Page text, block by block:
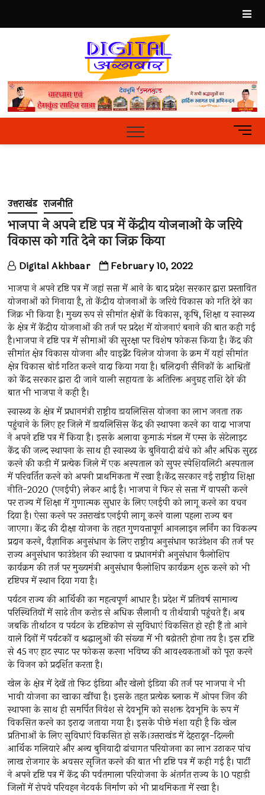
content
Hindi
News
PortalM
e
t
o
उत्तराखंड राजनीति
भाजपा ने अपने दृष्टि पत्र में केंद्रीय योजनाओं के जरिये
विकास को गति देने का जिक्र किया
Digital Akhbaar February 10, 2022
भाजपा ने अपने दृष्टि पत्र में जहां सत्ता में आने के बाद प्रदेश सरकार द्वारा प्रस्तावित
योजनाओं को गिनाया है, तो केंद्रीय योजनाओं के जरिये विकास को गति देने का
जिक्र भी किया है। मुख्य रूप से सीमांत क्षेत्रों के विकास, कृषि, शिक्षा व स्वास्थ्य
के क्षेत्र में केंद्रीय योजनाओं की तर्ज पर प्रदेश में योजनाएं बनाने की बात कही गई
है।भाजपा ने दृष्टि पत्र में सीमाओं की सुरक्षा पर विशेष फोकस किया है। केंद्र की
सीमांत क्षेत्र विकास योजना और वाइब्रेंट विलेज योजना के क्रम में यहां सीमांत
क्षेत्र विकास बोर्ड गठित करने वादा किया गया है। बलिदानी सैनिकों के आश्रितों
को केंद्र सरकार द्वारा दी जाने वाली सहायता के अतिरिक्त अनुग्रह राशि देने की
बात भी भाजपा ने कही है।
स्वास्थ्य के क्षेत्र में प्रधानमंत्री राष्ट्रीय डायलिसिस योजना का लाभ जनता तक
पहुंचाने के लिए हर जिले में डायलिसिस केंद्र की स्थापना करने का वादा भाजपा
ने अपने दृष्टि पत्र में किया है। इसके अलावा कुमाऊं मंडल में एम्स के सेटेलाइट
केंद्र की जल्द स्थापना के साथ ही स्वास्थ्य के बुनियादी ढांचे को और अधिक सुदृढ़
करने की कड़ी में प्रत्येक जिले में एक अस्पताल को सुपर स्पेशियलिटी अस्पताल
में परिवर्तित करने को अपनी प्राथमिकता में रखा है।केंद्र सरकार नई राष्ट्रीय शिक्षा
नीति-2020 (एनईपी) लेकर आई है। भाजपा ने फिर से सत्ता में वापसी करने
पर राज्य में शिक्षा में गुणात्मक सुधार के लिए एनईपी को लागू करने का वचन
दिया है। ऐसा करने पर उत्तराखंड एनईपी लागू करने वाला पहला राज्य बन
जाएगा। केंद्र की दीक्षा योजना के तहत गुणवत्तापूर्ण आनलाइन लर्निंग का विकल्प
प्रदान करने, वैज्ञानिक अनुसंधान के लिए राष्ट्रीय अनुसंधान फाउंडेशन की तर्ज पर
राज्य अनुसंधान फाउंडेशन की स्थापना व प्रधानमंत्री अनुसंधान फैलोशिप
कार्यक्रम की तर्ज पर मुख्यमंत्री अनुसंधान फैलोशिप कार्यक्रम शुरू करने को भी
दृष्टिपत्र में स्थान दिया गया है।
पर्यटन राज्य की आर्थिकी का महत्वपूर्ण आधार है। प्रदेश में प्रतिवर्ष सामान्य
परिस्थितियों में साढ़े तीन करोड़ से अधिक सैलानी व तीर्थयात्री पहुंचते हैं। अब
जबकि तीर्थाटन व पर्यटन के दृष्टिकोण से सुविधाएं विकसित हो रही हैं तो आने
वाले दिनों में पर्यटकों व श्रद्धालुओं की संख्या में भी बढ़ोतरी होना तय है। इस दृष्टि
से 45 नए हाट स्पाट पर फोकस करना भविष्य की आवश्यकताओं को पूरा करने
के विजन को प्रदर्शित करता है।
खेल के क्षेत्र में देखें तो फिट इंडिया और खेलो इंडिया की तर्ज पर भाजपा ने भी
भावी योजना का खाका खींचा है। इसके तहत प्रत्येक ब्लाक में ओपन जिन की
स्थापना के साथ ही समर्पित निवेश से देवभूमि को सशक्त देवभूमि के रूप में
विकसित करने का इरादा जताया गया है। इसके पीछे मंशा यही है कि खेल
प्रतिभाओं के लिए सुविधाएं विकसित हो सकें।उत्तराखंड में देहरादून-दिल्ली
आर्थिक गलियारे और अन्य बुनियादी ढांचागत परियोजना का लाभ उठाकर पांच
लाख रोजगार के अवसर सृजित करने की बात भी दृष्टि पत्र में कही गई है। पार्टी
ने अपने दृष्टि पत्र में केंद्र की पर्वतमाला परियोजना के अंतर्गत राज्य के 10 पहाड़ी
जिलों में रोपवे परिवहन नेटवर्क निर्माण को भी प्राथमिकता में रखा है।